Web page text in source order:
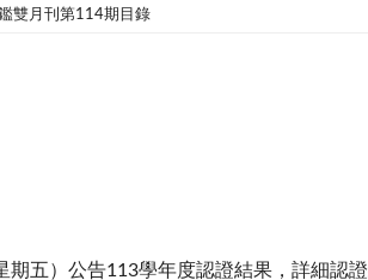
雙月刊第114期目錄
五）公告113學年度認證結果，詳細認